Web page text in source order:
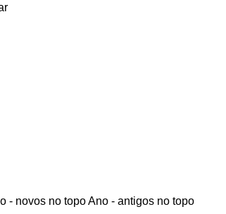
- novos no topoAno - antigos no topo